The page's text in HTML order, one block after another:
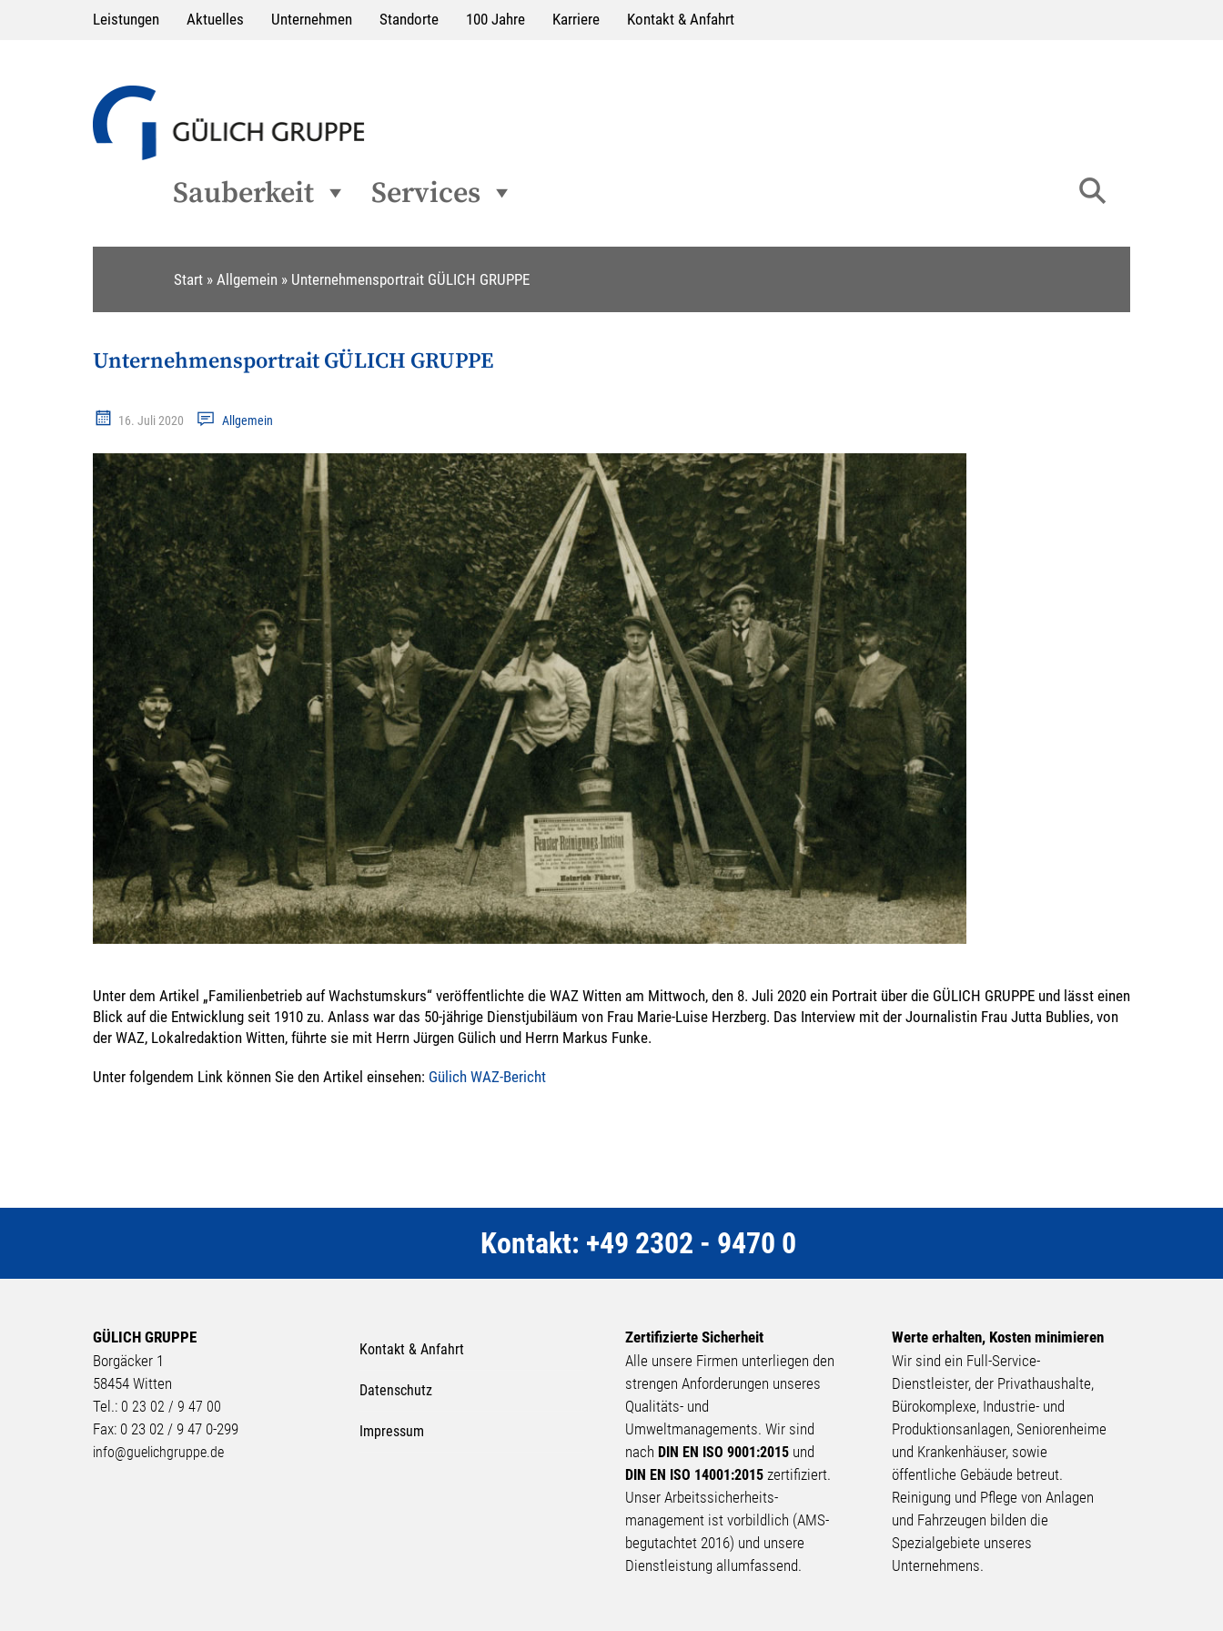
Leistungen Aktuelles Unternehmen Standorte 100 Jahre Karriere Kontakt & Anfahrt
Sauberkeit Services
Start » Allgemein » Unternehmensportrait GÜLICH GRUPPE
Unternehmensportrait GÜLICH GRUPPE
16. Juli 2020 Allgemein
Unter dem Artikel „Familienbetrieb auf Wachstumskurs“ veröffentlichte die WAZ Witten am Mittwoch, den 8. Juli 2020 ein Portrait über die GÜLICH GRUPPE und lässt einen
Blick auf die Entwicklung seit 1910 zu. Anlass war das 50-jährige Dienstjubiläum von Frau Marie-Luise Herzberg. Das Interview mit der Journalistin Frau Jutta Bublies, von
der WAZ, Lokalredaktion Witten, führte sie mit Herrn Jürgen Gülich und Herrn Markus Funke.
Unter folgendem Link können Sie den Artikel einsehen: Gülich WAZ-Bericht
Kontakt: +49 2302 - 9470 0
GÜLICH GRUPPE
Borgäcker 1
58454 Witten
Tel.: 0 23 02 / 9 47 00
Fax: 0 23 02 / 9 47 0-299
info@guelichgruppe.de
Kontakt & Anfahrt
Datenschutz
Impressum
Zertifizierte Sicherheit
Alle unsere Firmen unterliegen den
strengen Anforderungen unseres
Qualitäts- und
Umweltmanagements. Wir sind
nach DIN EN ISO 9001:2015 und
DIN EN ISO 14001:2015 zertifiziert.
Unser Arbeits­sicherheits­
management ist vorbildlich (AMS-
begutachtet 2016) und unsere
Dienstleistung allumfassend.
Werte erhalten, Kosten minimieren
Wir sind ein Full-Service-
Dienstleister, der Privathaushalte,
Bürokomplexe, Industrie- und
Produktionsanlagen, Seniorenheime
und Krankenhäuser, sowie
öffentliche Gebäude betreut.
Reinigung und Pflege von Anlagen
und Fahrzeugen bilden die
Spezialgebiete unseres
Unternehmens.